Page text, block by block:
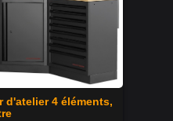
d'atelier 4 éléments,